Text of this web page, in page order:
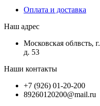
Оплата и доставка
Наш адрес
Московская облвсть,
д. 53
Наши контакты
+7 (926) 01-20-200
89260120200@mail.ru